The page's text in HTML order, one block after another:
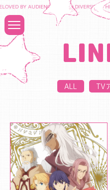
BY AUDIENCES TO DIVERSIFY
ALL TV